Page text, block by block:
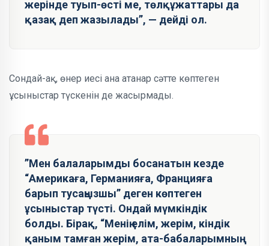
жерінде туып-өсті ме, төлқұжаттары да
қазақ деп жазылады”, — дейді ол.
Сондай-ақ, өнер иесі ана атанар сәтте көптеген
ұсыныстар түскенін де жасырмады.
”Мен балаларымды босанатын кезде
“Америкаға, Германияға, Францияға
барып тусаңызшы” деген көптеген
ұсыныстар түсті. Ондай мүмкіндік
болды. Бірақ, “Менің елім, жерім, кіндік
қаным тамған жерім, ата-бабаларымның